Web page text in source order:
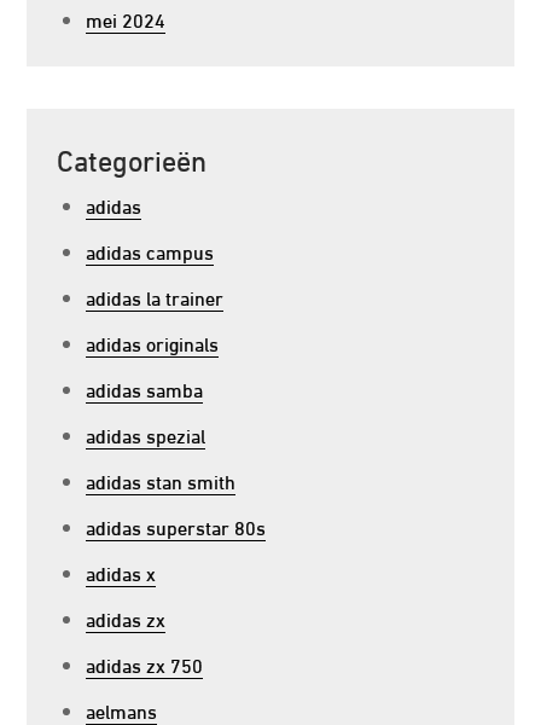
mei 2024
Categorieën
adidas
adidas campus
adidas la trainer
adidas originals
adidas samba
adidas spezial
adidas stan smith
adidas superstar 80s
adidas x
adidas zx
adidas zx 750
aelmans